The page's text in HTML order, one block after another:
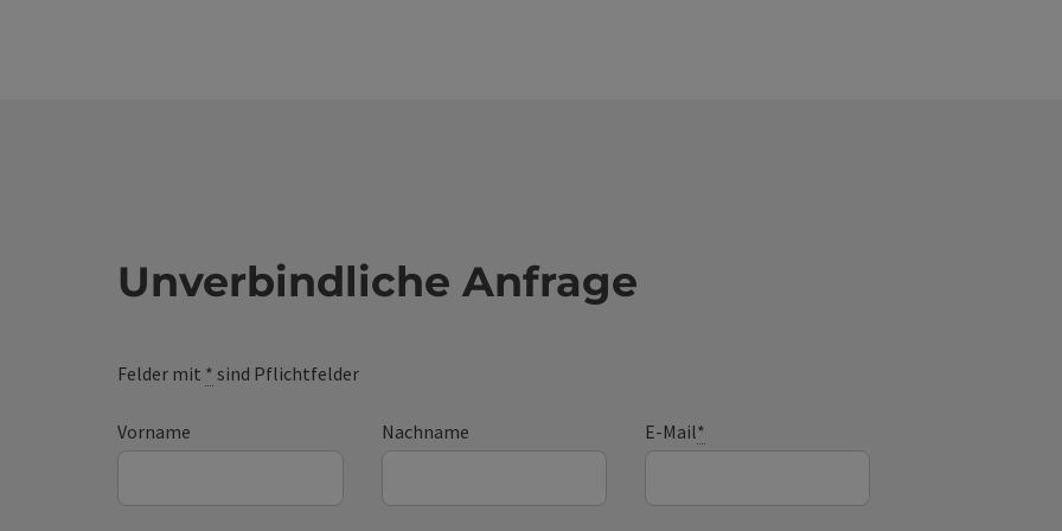
Unverbindliche Anfrage
Felder mit * sind Pflichtfelder
Vorname Nachname E-Mail*